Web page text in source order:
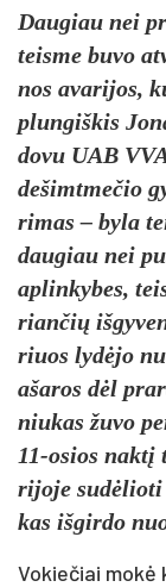
Dau­giau nei
teis­me bu­vo
nos ava­ri­jos,
plun­giš­kis
do­vu UAB
de­šimt­me­čio
ri­mas – by­la
dau­giau nei
ap­lin­ky­bes,
rian­čių
riuos lydė­jo
aša­ros dėl
niu­kas žu­vo
11-osios
ri­jo­je
kas iš­gir­do
Vokiečiai